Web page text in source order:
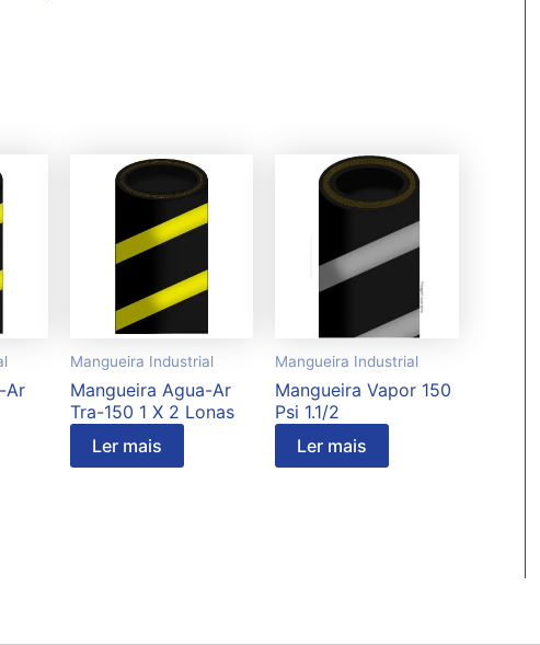
Ar
Mangueira Industrial
Mangueira Agua-Ar
Tra-150 1 X 2 Lonas
Ler mais
Mangueira Industrial
Mangueira Vapor 150
Psi 1.1/2
Ler mais